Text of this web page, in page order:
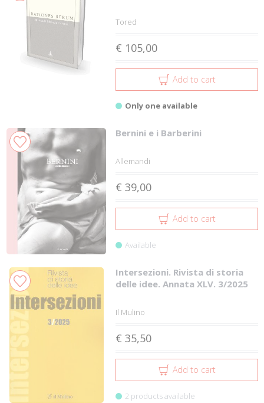
Tored
€ 105,00
Add to cart
Only one available
Bernini e i Barberini
Allemandi
€ 39,00
Add to cart
Available
Intersezioni. Rivista di storia
delle idee. Annata XLV. 3/2025
Il Mulino
€ 35,50
Add to cart
2 products available